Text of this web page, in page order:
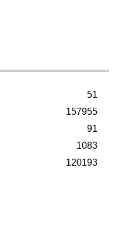
51
157955
91
1083
120193